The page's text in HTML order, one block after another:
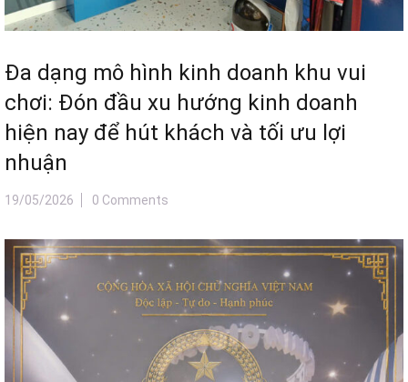
Đa dạng mô hình kinh doanh khu vui
chơi: Đón đầu xu hướng kinh doanh
hiện nay để hút khách và tối ưu lợi
nhuận
19/05/2026 0 Comments